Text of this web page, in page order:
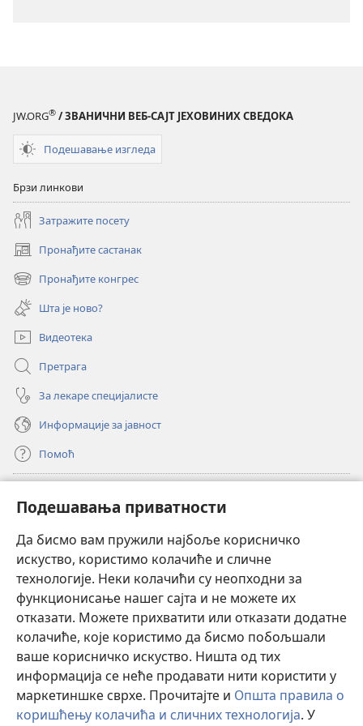
Подешавања приватности
Да бисмо вам пружили најбоље корисничко
искуство, користимо колачиће и сличне
технологије. Неки колачићи су неопходни за
функционисање нашег сајта и не можете их
отказати. Можете прихватити или отказати додатне
колачиће, које користимо да бисмо побољшали
ваше корисничко искуство. Ништа од тих
информација се неће продавати нити користити у
маркетиншке сврхе. Прочитајте и Општа правила о
коришћењу колачића и сличних технологија. У
JW.ORG® / ЗВАНИЧНИ ВЕБ-САЈТ ЈЕХОВИНИХ СВЕДОКА
Подешавање изгледа
Брзи линкови
Затражите посету
Пронађите састанак
(отвара
нови
прозор)
Пронађите конгрес
(отвара
нови
прозор)
Шта је ново?
Видеотека
Претрага
За лекаре специјалисте
Информације за јавност
Помоћ
(отвара
нови
прозор)ОНЛАЈН БИБЛИОТЕКА Watchtower
(отвара
нови
прозор)JW Hub®
(отвара
нови
прозор)JW Library
Watchtower Library ®